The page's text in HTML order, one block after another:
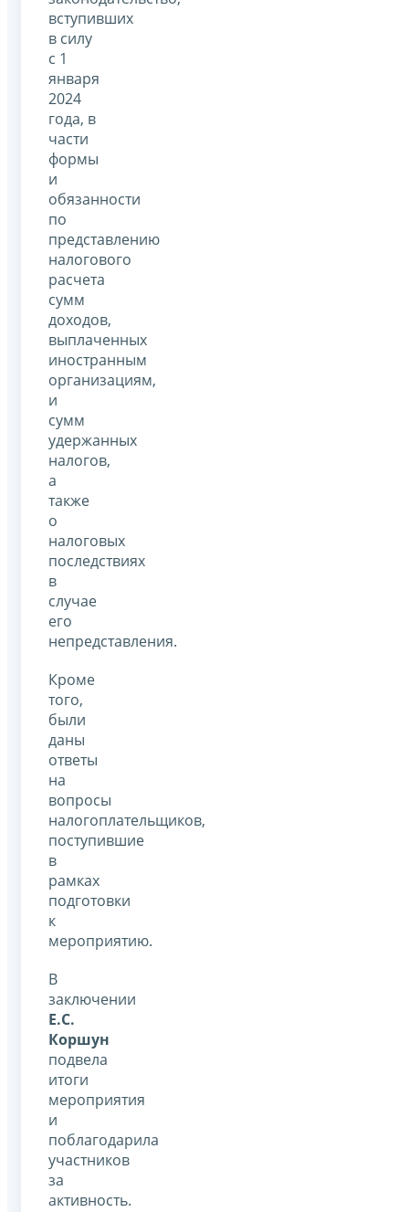
вступивших
в силу
с 1
января
2024
года, в
части
формы
и
обязанности
по
представлению
налогового
расчета
сумм
доходов,
выплаченных
иностранным
организациям,
и
сумм
удержанных
налогов,
а
также
о
налоговых
последствиях
в
случае
его
непредставления.
Кроме
того,
были
даны
ответы
на
вопросы
налогоплательщиков,
поступившие
в
рамках
подготовки
к
мероприятию.
В
заключении
Е.С.
Коршун
подвела
итоги
мероприятия
и
поблагодарила
участников
за
активность.